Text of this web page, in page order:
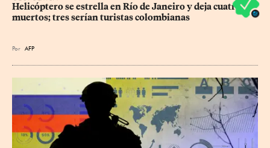
Helicóptero se estrella en Río de Janeiro y deja cuatro
muertos; tres serían turistas colombianas
Por AFP